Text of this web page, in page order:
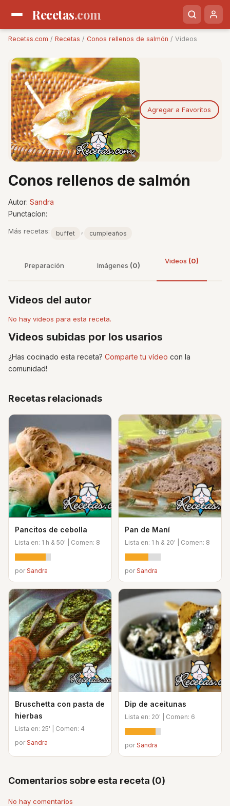
Recetas.com
Recetas.com / Recetas / Conos rellenos de salmón / Videos
Agregar a Favoritos
Conos rellenos de salmón
Autor: Sandra
Punctacíon:
Más recetas: buffet , cumpleaños
Preparación Imágenes (0)
Videos (0)
Videos del autor
No hay videos para esta receta.
Videos subidas por los usarios
¿Has cocinado esta receta? Comparte tu vídeo con la
comunidad!
Recetas relacionads
Pancitos de cebolla
Lista en: 1 h & 50' | Comen: 8
porSandra
Pan de Maní
Lista en: 1 h & 20' | Comen: 8
porSandra
Bruschetta con pasta de
hierbas
Lista en: 25' | Comen: 4
porSandra
Dip de aceitunas
Lista en: 20' | Comen: 6
porSandra
Comentarios sobre esta receta (0)
No hay comentarios